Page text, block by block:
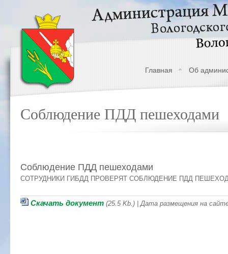
Главная Об
Соблюдение ПДД пешеходами
Соблюдение ПДД пешеходами
СОТРУДНИКИ ГИБДД ПРОВЕРЯТ СОБЛЮДЕНИЕ ПДД
Скачать документ (25.5 Kb.) | Дата размещения на